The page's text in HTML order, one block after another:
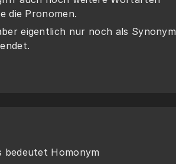
die Pronomen.
eigentlich nur noch als Synonym
bedeutet Homonym